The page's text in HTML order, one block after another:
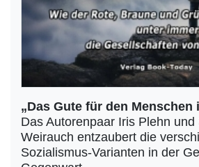
„Das Gute für den Menschen
Das Autorenpaar Iris Plehn und
Weirauch entzaubert die
Sozialismus-Varianten in der